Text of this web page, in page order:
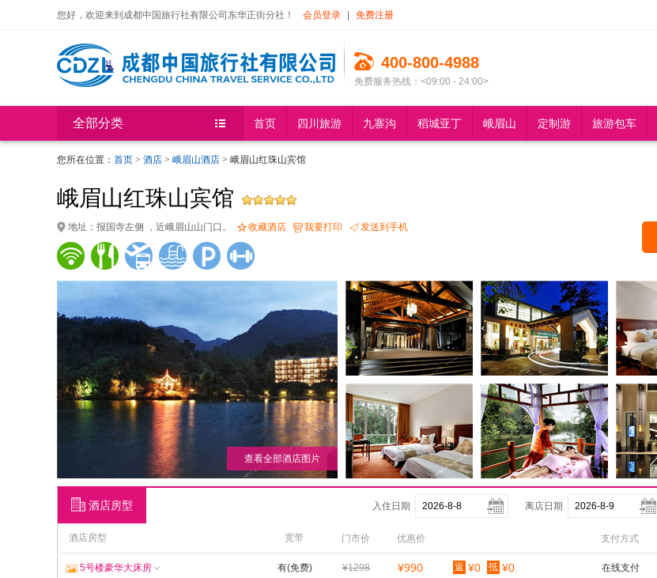
您好，欢迎来到成都中国旅行社有限公司东华正街分社！ 会员登录 免费注册
400-800-4988
免费服务热线：<09:00 - 24:00>
全部分类 首页 四川旅游 九寨沟 稻城亚丁 峨眉山 定制游 旅游包车
您所在位置： 首页 > 酒店 > 峨眉山酒店 > 峨眉山红珠山宾馆
峨眉山红珠山宾馆
地址：报国寺左侧 ，近峨眉山山门口。 收藏酒店 我要打印 发送到手机
查看全部酒店图片
酒店房型 入住日期 离店日期
酒店房型 宽带 门市价 优惠价 支付方式
5号楼豪华大床房 有(免费) ¥1298 ¥990 返 ¥0 抵 ¥0 在线支付